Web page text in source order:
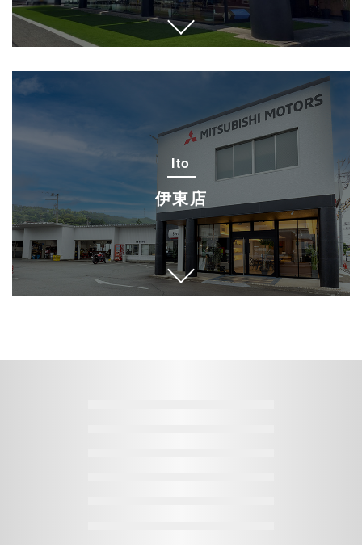
Ito
伊東店